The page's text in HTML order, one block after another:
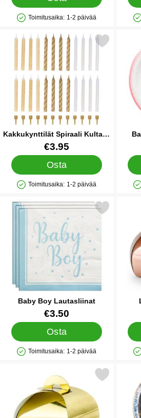
Saatavuus: Varastossa
Toimitusaika: 1-2 päivää
Kakkukynttilät Spiraali Kulta ja
Glitter
Tuote.nro 83902
€3.95
Osta
Saatavuus: Varastossa
Toimitusaika: 1-2 päivää
kakkukynttilät Spiraali Kulta ja
Baby Boy Lautasliinat
Tuote.nro 41378
€3.50
Osta
Saatavuus: Varastossa
Toimitusaika: 1-2 päivää
Merkitse baby Boy Lautasliinat
Merkitse lahjarasiat Kulta